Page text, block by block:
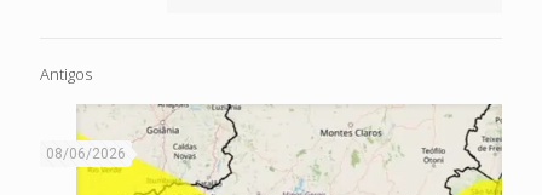
Antigos
08/06/2026